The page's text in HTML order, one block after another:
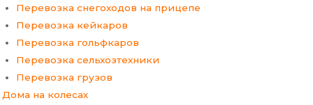
Перевозка снегоходов на прицепе
Перевозка кейкаров
Перевозка гольфкаров
Перевозка сельхозтехники
Перевозка грузов
Дома на колесах